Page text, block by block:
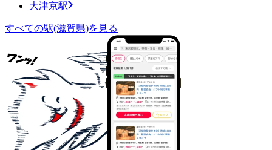
大津京駅
すべての駅(滋賀県)を見る